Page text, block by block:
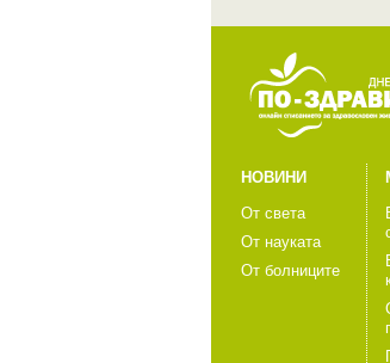
НОВИНИ
От света
От науката
От болниците